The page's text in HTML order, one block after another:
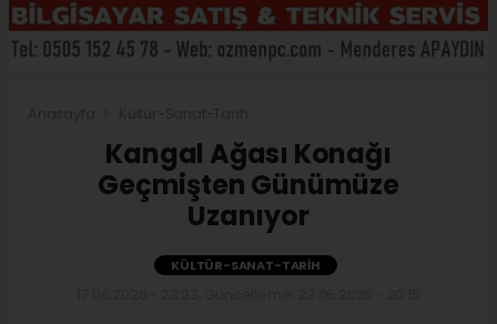
Kangal Ağası Konağı
Geçmişten Günümüze
Uzanıyor
KÜLTÜR-SANAT-TARIH